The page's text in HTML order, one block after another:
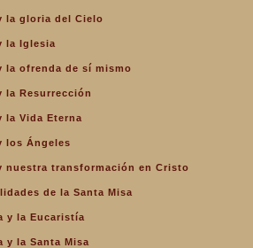
la
fortalece
libra del
purifica
los
la gloria del Cielo
la Iglesia
la ofrenda de sí mismo
la Resurrección
la Vida Eterna
los Ángeles
nuestra transformación en Cristo
de la Santa Misa
y la Eucaristía
y la Santa Misa